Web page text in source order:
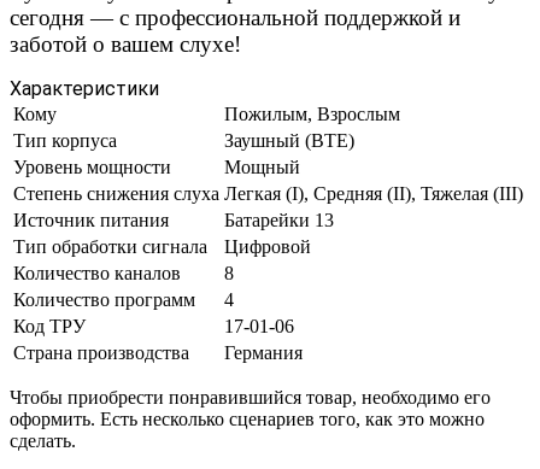
сегодня — с профессиональной поддержкой и
заботой о вашем слухе!
Характеристики
Кому
Пожилым, Взрослым
Тип корпуса
Заушный (BTE)
Уровень мощности
Мощный
Степень снижения слуха Легкая (I), Средняя (II), Тяжелая (III)
Источник питания
Батарейки 13
Тип обработки сигнала
Цифровой
Количество каналов
8
Количество программ
4
Код ТРУ
17-01-06
Страна производства
Германия
Чтобы приобрести понравившийся товар, необходимо его
оформить. Есть несколько сценариев того, как это можно
сделать.